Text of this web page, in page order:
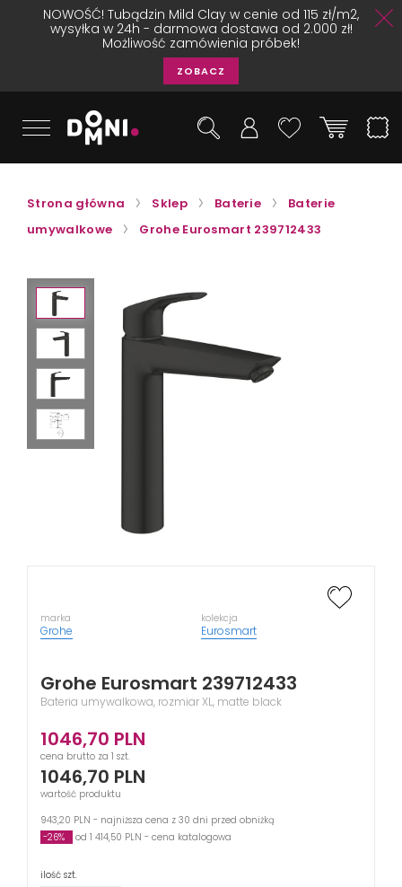
NOWOŚĆ! Tubądzin Mild Clay w cenie od 115 zł/m2,
wysyłka w 24h - darmowa dostawa od 2.000 zł!
Możliwość zamówienia próbek!
ZOBACZ
Strona główna Sklep Baterie
Baterie
umywalkowe
Grohe Eurosmart 239712433
marka
Grohe
kolekcja
Eurosmart
Grohe Eurosmart 239712433
Bateria umywalkowa, rozmiar XL, matte black
1046,70 PLN
cena brutto za 1 szt.
1046,70 PLN
wartość produktu
943,20 PLN - najniższa cena z 30 dni przed obniżką
-26%
od 1 414,50 PLN - cena katalogowa
ilość szt.